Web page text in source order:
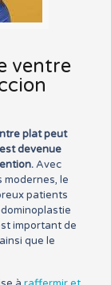
ventre
plat peut
devenue
Avec
le
patients
important de
que le